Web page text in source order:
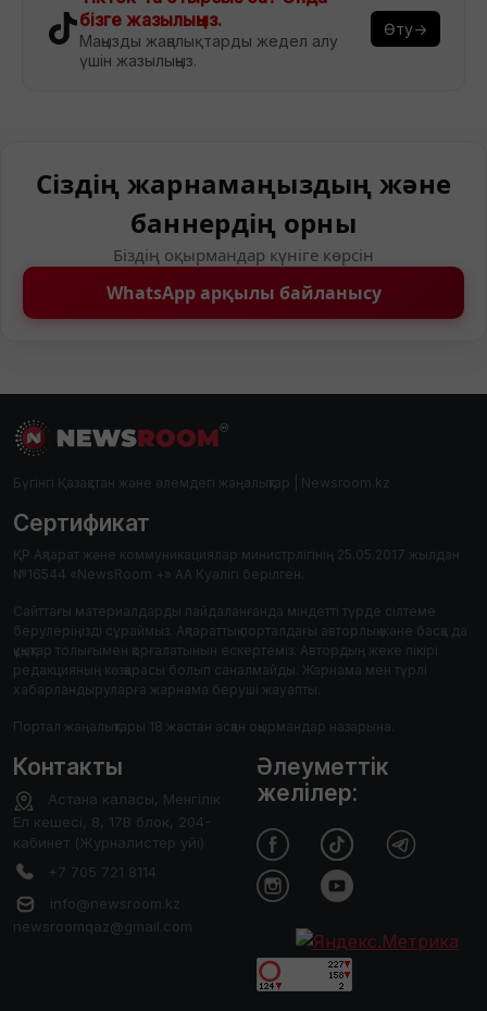
бізге жазылыңыз.
Маңызды жаңалықтарды жедел алу
үшін жазылыңыз.
Өту→
Сіздің жарнамаңыздың және
баннердің орны
Біздің оқырмандар күніге көрсін
WhatsApp арқылы байланысу
Бүгінгі Қазақстан және әлемдегі жаңалықтар | Newsroom.kz
Сертификат
ҚР Ақпарат және коммуникациялар министрлігінің 25.05.2017 жылдан
№16544 «NewsRoom +» АА Куәлігі берілген.
Сайттағы материалдарды пайдаланғанда міндетті түрде сілтеме
берулеріңізді сұраймыз. Ақпараттық порталдағы авторлық және басқа да
құқықтар толығымен қорғалатынын ескертеміз. Автордың жеке пікірі
редакцияның көзқарасы болып саналмайды. Жарнама мен түрлі
хабарландыруларға жарнама беруші жауапты.
Портал жаңалықтары 18 жастан асқан оқырмандар назарына.
Контакты
Астана каласы, Менгілік
Ел кешесі, 8, 17В блок, 204-
кабинет (Журналистер уйі)
+7 705 721 8114
info@newsroom.kz
newsroomqaz@gmail.com
Әлеуметтік
желілер: